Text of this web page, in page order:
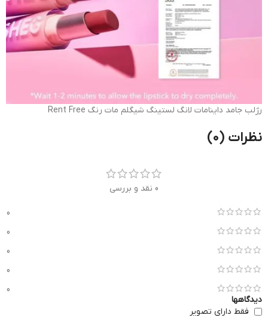
رژلب جامد داینامات لانگ لستینگ شیگلم مات رنگ Rent Free
نظرات (0)
0 نقد و بررسی
0
0
0
0
0
دیدگاهها
فقط دارای تصویر